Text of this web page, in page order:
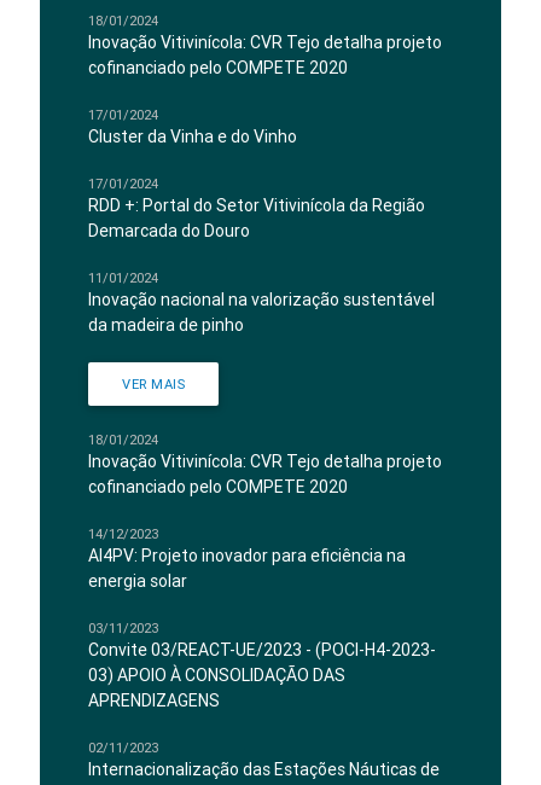
18/01/2024
Inovação Vitivinícola: CVR Tejo detalha projeto
cofinanciado pelo COMPETE 2020
17/01/2024
Cluster da Vinha e do Vinho
17/01/2024
RDD +: Portal do Setor Vitivinícola da Região
Demarcada do Douro
11/01/2024
Inovação nacional na valorização sustentável
da madeira de pinho
VER MAIS
18/01/2024
Inovação Vitivinícola: CVR Tejo detalha projeto
cofinanciado pelo COMPETE 2020
14/12/2023
AI4PV: Projeto inovador para eficiência na
energia solar
03/11/2023
Convite 03/REACT-UE/2023 - (POCI-H4-2023-
03) APOIO À CONSOLIDAÇÃO DAS
APRENDIZAGENS
02/11/2023
Internacionalização das Estações Náuticas de